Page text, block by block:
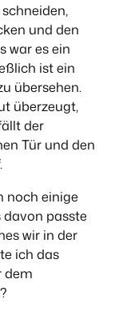
und den
war es ein
ist ein
übersehen.
überzeugt,
der
Tür und den
noch einige
passte
wir in der
ich das
dem